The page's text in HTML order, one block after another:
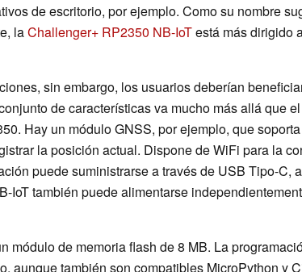
de escritorio, por ejemplo. Como su nombre
laChallenger+ RP2350 NB-IoTestá más dirigido
sin embargo, los usuarios deberían
de características va mucho más allá que
Hay un módulo GNSS, por ejemplo, que
la posición actual. Dispone de WiFi para la
puede suministrarse a través de USB Tipo-C,
IoT también puede alimentarse
módulo de memoria flash de 8 MB. La
aunque también son compatibles MicroPython y